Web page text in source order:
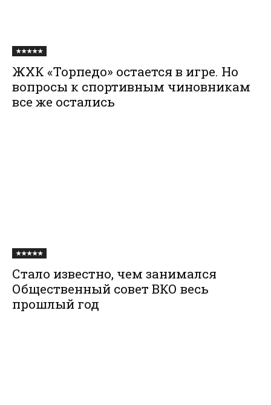
★★★★★
ЖХК «Торпедо» остается в игре. Но
вопросы к спортивным чиновникам
все же остались
★★★★★
Стало известно, чем занимался
Общественный совет ВКО весь
прошлый год